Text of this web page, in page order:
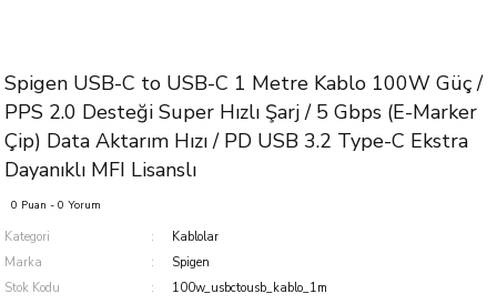
Spigen USB-C to USB-C 1 Metre Kablo 100W Güç /
PPS 2.0 Desteği Super Hızlı Şarj / 5 Gbps (E-Marker
Çip) Data Aktarım Hızı / PD USB 3.2 Type-C Ekstra
Dayanıklı MFI Lisanslı
0 Puan - 0 Yorum
Kategori
Kablolar
Marka
Spigen
Stok Kodu
100w_usbctousb_kablo_1m